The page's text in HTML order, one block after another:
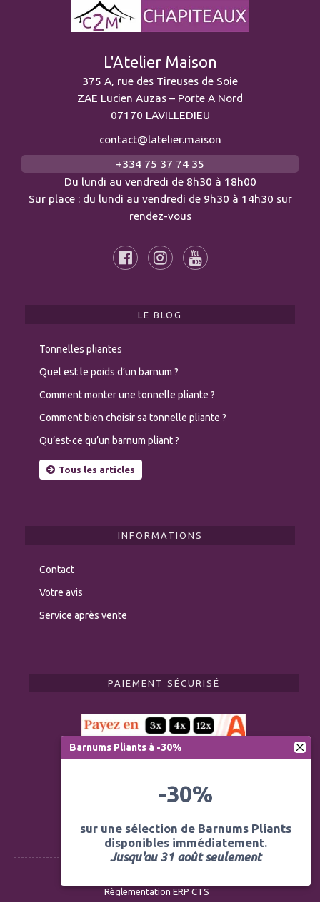
L'Atelier Maison
375 A, rue des Tireuses de Soie
ZAE Lucien Auzas – Porte A Nord
07170 LAVILLEDIEU
contact@latelier.maison
+334 75 37 74 35
Du lundi au vendredi de 8h30 à 18h00
Sur place : du lundi au vendredi de 9h30 à 14h30 sur
rendez-vous
LE BLOG
Tonnelles pliantes
Quel est le poids d’un barnum ?
Comment monter une tonnelle pliante ?
Comment bien choisir sa tonnelle pliante ?
Qu’est-ce qu’un barnum pliant ?
Tous les articles
INFORMATIONS
Contact
Votre avis
Service après vente
PAIEMENT SÉCURISÉ
Règlementation ERP CTS
Barnums Pliants à -30%
-30%
sur une sélection de Barnums Pliants
disponibles immédiatement.
Jusqu'au 31 août seulement